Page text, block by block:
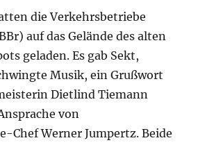
die Verkehrsbetriebe
auf das Gelände des alten
geladen. Es gab Sekt,
Musik, ein Grußwort
Dietlind Tiemann
von
Chef Werner Jumpertz. Beide